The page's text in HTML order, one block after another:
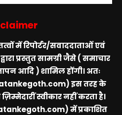
में रिपोर्टर/सवाददाताओं एवं
प्रस्तुत सामग्री जैसे ( समाचार
आदि ) शामिल होंगी। अतः
इस तरह के
स्वीकार नहीं करता है।
में प्रकाशित